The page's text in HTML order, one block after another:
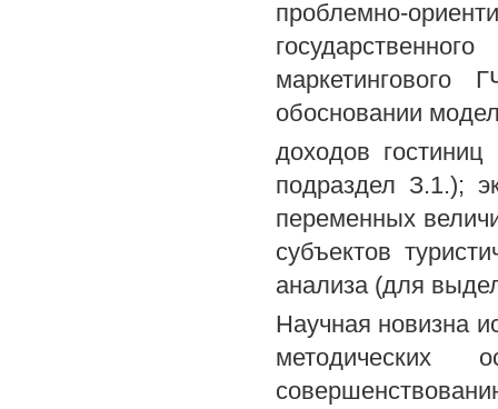
проблемно-
обосновании
доходов
подраздел З.1.);
переменных
субъектов
анализа (для
Научная новизна
методических